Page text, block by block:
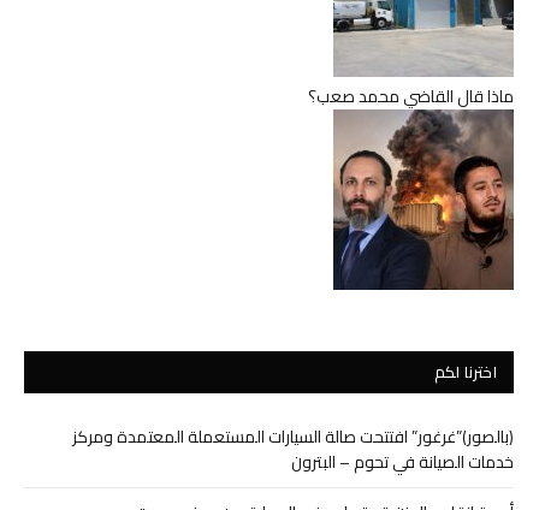
ماذا قال القاضي محمد صعب؟
اخترنا لكم
(بالصور)”غرغور” افتتحت صالة السيارات المستعملة المعتمدة ومركز
خدمات الصيانة في تحوم – البترون